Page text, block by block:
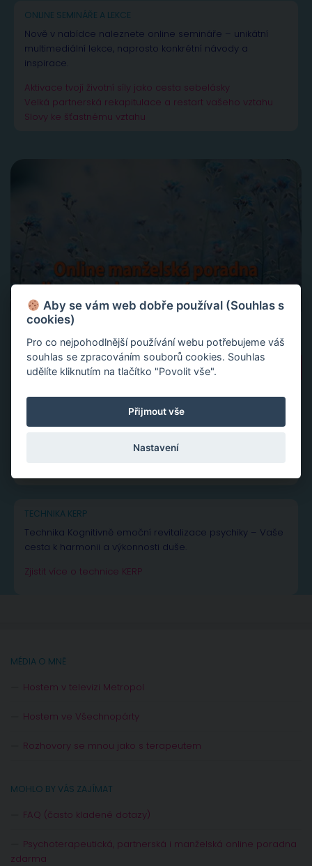
ONLINE SEMINÁŘE A LEKCE
Nově v nabídce naleznete online semináře – unikátní
multimediální lekce, naprosto konkrétní návody a
inspirace.
Aktivace tvojí životní síly jako cesta sebelásky
Velká partnerská rekapitulace a restart vašeho vztahu
Slovy ke šťastnému vztahu
Vyhledávání
NEJČTENĚJŠÍ PŘÍSPĚVKY A ČLÁNKY
– od rad až po inspiraci
TECHNIKA KERP
Technika Kognitivně emoční revitalizace psychiky – Vaše
cesta k harmonii a výkonnosti duše.
Zjistit více o technice KERP
MÉDIA O MNĚ
Hostem v televizi Metropol
Hostem ve Všechnopárty
Rozhovory se mnou jako s terapeutem
MOHLO BY VÁS ZAJÍMAT
FAQ (často kladené dotazy)
Psychoterapeutická, partnerská i manželská online poradna
zdarma
Aby se vám web dobře používal (Souhlas s
cookies)
Pro co nejpohodlnější používání webu potřebujeme váš
souhlas se zpracováním souborů cookies. Souhlas
udělíte kliknutím na tlačítko "Povolit vše".
Přijmout vše
Nastavení